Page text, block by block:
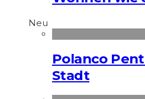
Neu
Polanco
Stadt